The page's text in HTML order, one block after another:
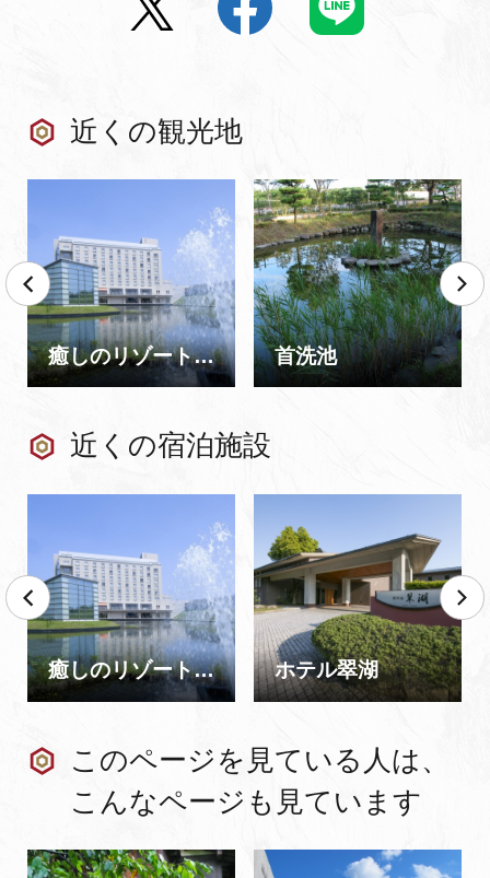
近くの観光地
癒しのリゾート・加賀の幸 ホテルアローレ 首洗池
近くの宿泊施設
癒しのリゾート・加賀の幸 ホテルアローレ ホテル翠湖
このページを見ている人は、
こんなページも見ています